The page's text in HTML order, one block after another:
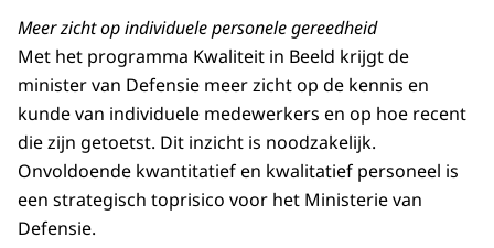
Meer zicht op individuele personele gereedheid
Met het programma Kwaliteit in Beeld krijgt de
minister van Defensie meer zicht op de kennis en
kunde van individuele medewerkers en op hoe recent
die zijn getoetst. Dit inzicht is noodzakelijk.
Onvoldoende kwantitatief en kwalitatief personeel is
een strategisch toprisico voor het Ministerie van
Defensie.